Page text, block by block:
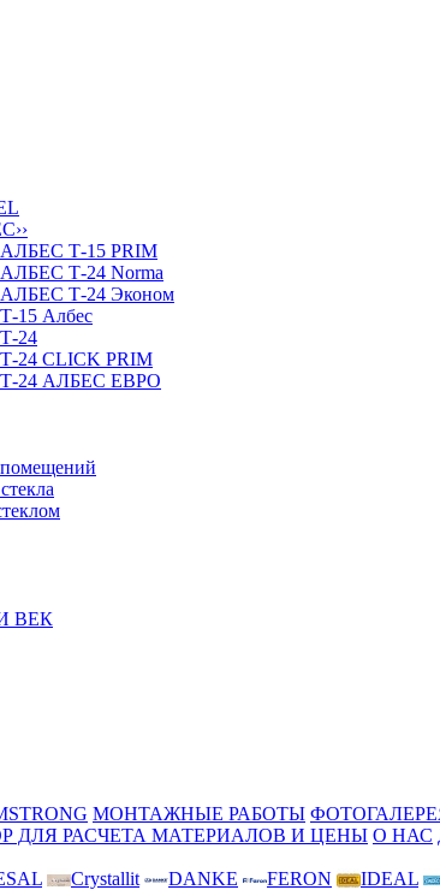
››
Т-15 PRIM
Т-24 Norma
Т-24 Эконом
Албес
24
CLICK PRIM
24 АЛБЕС ЕВРО
ВЕК
МОНТАЖНЫЕ РАБОТЫ
ДЛЯ РАСЧЕТА МАТЕРИАЛОВ И ЦЕНЫ О НАС
Crystallit DANKE FERON IDEAL